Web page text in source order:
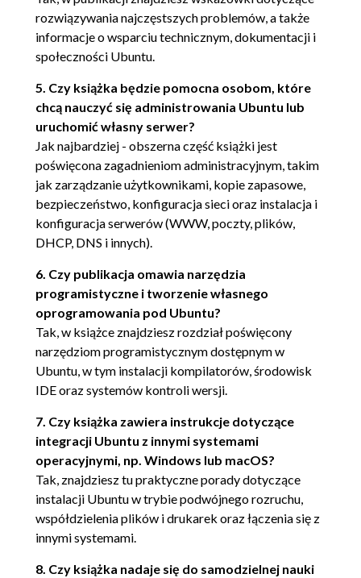
Płyty w wersji Server i Alternate Install CD -
uruchamianie systemu (93)
Menu instalacyjne płyty Server Install CD (94)
Instalacja serwera Ubuntu (96)
Określanie układu partycji (104)
Instalowanie serwera LAMP (113)
Pierwsze uruchomienie systemu (113)
Opcje instalacyjne dla płyty Alternate Install CD
(114)
Instalowanie systemu Ubuntu Desktop
Instalowanie Ubuntu w trybie OEM
Instalowanie serwera z płyty Alternate
Install CD (117)
Podsumowanie (117)
Część II Korzystanie z Ubuntu (119)
Rozdział 4. Podstawowe założenia systemu Linux
(121)
Praca z plikami i katalogami (122)
Katalogi systemu Linux (123)
Inne katalogi systemu Linux (124)
Wprowadzenie do systemu plików w Linuksie (124)
Dyski, partycje i punkty montowania
(125)
rozwiązywania najczęstszych problemów, a także
informacje o wsparciu technicznym, dokumentacji i
społeczności Ubuntu.
5. Czy książka będzie pomocna osobom, które
chcą nauczyć się administrowania Ubuntu lub
uruchomić własny serwer?
Jak najbardziej - obszerna część książki jest
poświęcona zagadnieniom administracyjnym, takim
jak zarządzanie użytkownikami, kopie zapasowe,
bezpieczeństwo, konfiguracja sieci oraz instalacja i
konfiguracja serwerów (WWW, poczty, plików,
DHCP, DNS i innych).
6. Czy publikacja omawia narzędzia
programistyczne i tworzenie własnego
oprogramowania pod Ubuntu?
Tak, w książce znajdziesz rozdział poświęcony
narzędziom programistycznym dostępnym w
Ubuntu, w tym instalacji kompilatorów, środowisk
IDE oraz systemów kontroli wersji.
7. Czy książka zawiera instrukcje dotyczące
integracji Ubuntu z innymi systemami
operacyjnymi, np. Windows lub macOS?
Tak, znajdziesz tu praktyczne porady dotyczące
instalacji Ubuntu w trybie podwójnego rozruchu,
współdzielenia plików i drukarek oraz łączenia się z
innymi systemami.
8. Czy książka nadaje się do samodzielnej nauki